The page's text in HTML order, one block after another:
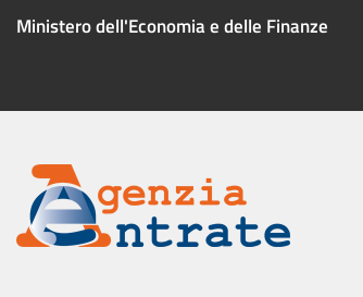
Ministero dell'Economia e delle Finanze
Menu
servizio